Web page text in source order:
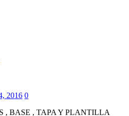
2016 0
, BASE , TAPA Y PLANTILLA